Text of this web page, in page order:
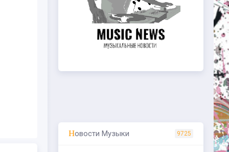
Новости Музыки 9725